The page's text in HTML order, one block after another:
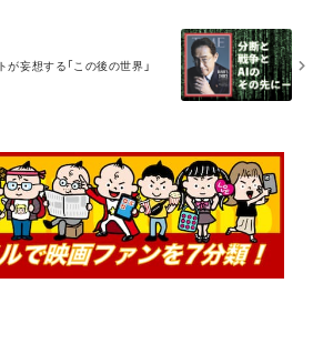
妄想する「この後の世界」